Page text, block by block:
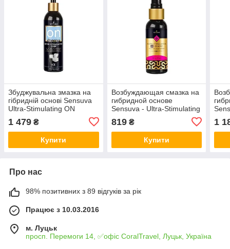
Збуджувальна змазка на
гібридній основі Sensuva
Ultra-Stimulating ON
1 479 ₴
Купити
Возбуждающая смазка на
гибридной основе
Sensuva - Ultra-Stimulating
819₴
Купити
1
Про нас
98% позитивних з 89 відгуків за рік
Працює з 10.03.2016
м. Луцьк
просп. Перемоги 14, ✅офіс CoralTravel, Луцьк, Україна